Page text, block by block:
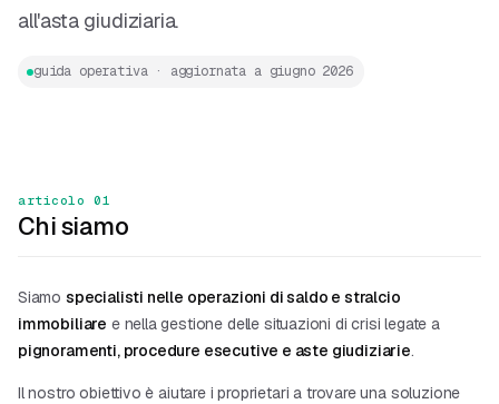
all'asta giudiziaria.
guida operativa · aggiornata a giugno 2026
articolo 01
Chi siamo
Siamo specialisti nelle operazioni di saldo e stralcio
immobiliare e nella gestione delle situazioni di crisi legate a
pignoramenti, procedure esecutive e aste giudiziarie.
Il nostro obiettivo è aiutare i proprietari a trovare una soluzione